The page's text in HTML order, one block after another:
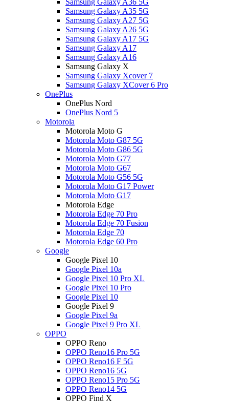
Samsung Galaxy A36 5G
Samsung Galaxy A35 5G
Samsung Galaxy A27 5G
Samsung Galaxy A26 5G
Samsung Galaxy A17 5G
Samsung Galaxy A17
Samsung Galaxy A16
Samsung Galaxy X
Samsung Galaxy Xcover 7
Samsung Galaxy XCover 6 Pro
OnePlus
OnePlus Nord
OnePlus Nord 5
Motorola
Motorola Moto G
Motorola Moto G87 5G
Motorola Moto G86 5G
Motorola Moto G77
Motorola Moto G67
Motorola Moto G56 5G
Motorola Moto G17 Power
Motorola Moto G17
Motorola Edge
Motorola Edge 70 Pro
Motorola Edge 70 Fusion
Motorola Edge 70
Motorola Edge 60 Pro
Google
Google Pixel 10
Google Pixel 10a
Google Pixel 10 Pro XL
Google Pixel 10 Pro
Google Pixel 10
Google Pixel 9
Google Pixel 9a
Google Pixel 9 Pro XL
OPPO
OPPO Reno
OPPO Reno16 Pro 5G
OPPO Reno16 F 5G
OPPO Reno16 5G
OPPO Reno15 Pro 5G
OPPO Reno14 5G
OPPO Find X